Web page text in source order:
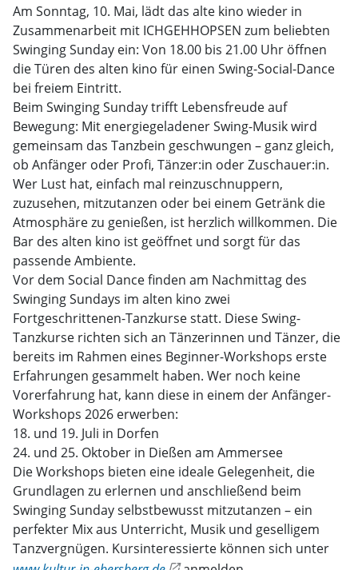
Am Sonntag, 10. Mai, lädt das alte kino wieder in
Zusammenarbeit mit ICHGEHHOPSEN zum beliebten
Swinging Sunday ein: Von 18.00 bis 21.00 Uhr öffnen
die Türen des alten kino für einen Swing-Social-Dance
bei freiem Eintritt.
Beim Swinging Sunday trifft Lebensfreude auf
Bewegung: Mit energiegeladener Swing-Musik wird
gemeinsam das Tanzbein geschwungen – ganz gleich,
ob Anfänger oder Profi, Tänzer:in oder Zuschauer:in.
Wer Lust hat, einfach mal reinzuschnuppern,
zuzusehen, mitzutanzen oder bei einem Getränk die
Atmosphäre zu genießen, ist herzlich willkommen. Die
Bar des alten kino ist geöffnet und sorgt für das
passende Ambiente.
Vor dem Social Dance finden am Nachmittag des
Swinging Sundays im alten kino zwei
Fortgeschrittenen-Tanzkurse statt. Diese Swing-
Tanzkurse richten sich an Tänzerinnen und Tänzer, die
bereits im Rahmen eines Beginner-Workshops erste
Erfahrungen gesammelt haben. Wer noch keine
Vorerfahrung hat, kann diese in einem der Anfänger-
Workshops 2026 erwerben:
18. und 19. Juli in Dorfen
24. und 25. Oktober in Dießen am Ammersee
Die Workshops bieten eine ideale Gelegenheit, die
Grundlagen zu erlernen und anschließend beim
Swinging Sunday selbstbewusst mitzutanzen – ein
perfekter Mix aus Unterricht, Musik und geselligem
Tanzvergnügen. Kursinteressierte können sich unter